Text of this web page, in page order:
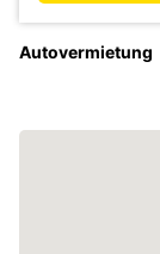
Autovermietung